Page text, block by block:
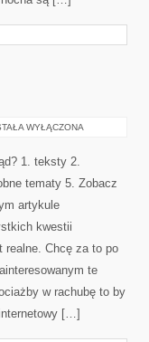
WYŁĄCZONA
1. teksty 2.
tematy 5. Zobacz
artykule
kwestii
Chcę za to po
te
w rachubę to by
[…]